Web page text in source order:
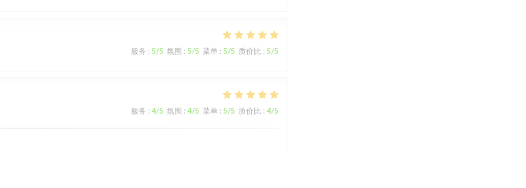
服务 : 5/5 氛围 : 5/5 菜单 : 5/5 质价比 : 5/5
服务 : 4/5 氛围 : 4/5 菜单 : 5/5 质价比 : 4/5